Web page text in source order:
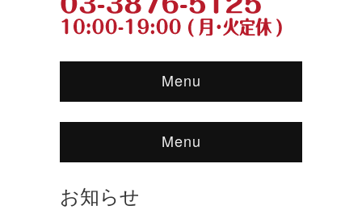
Menu
Menu
お知らせ